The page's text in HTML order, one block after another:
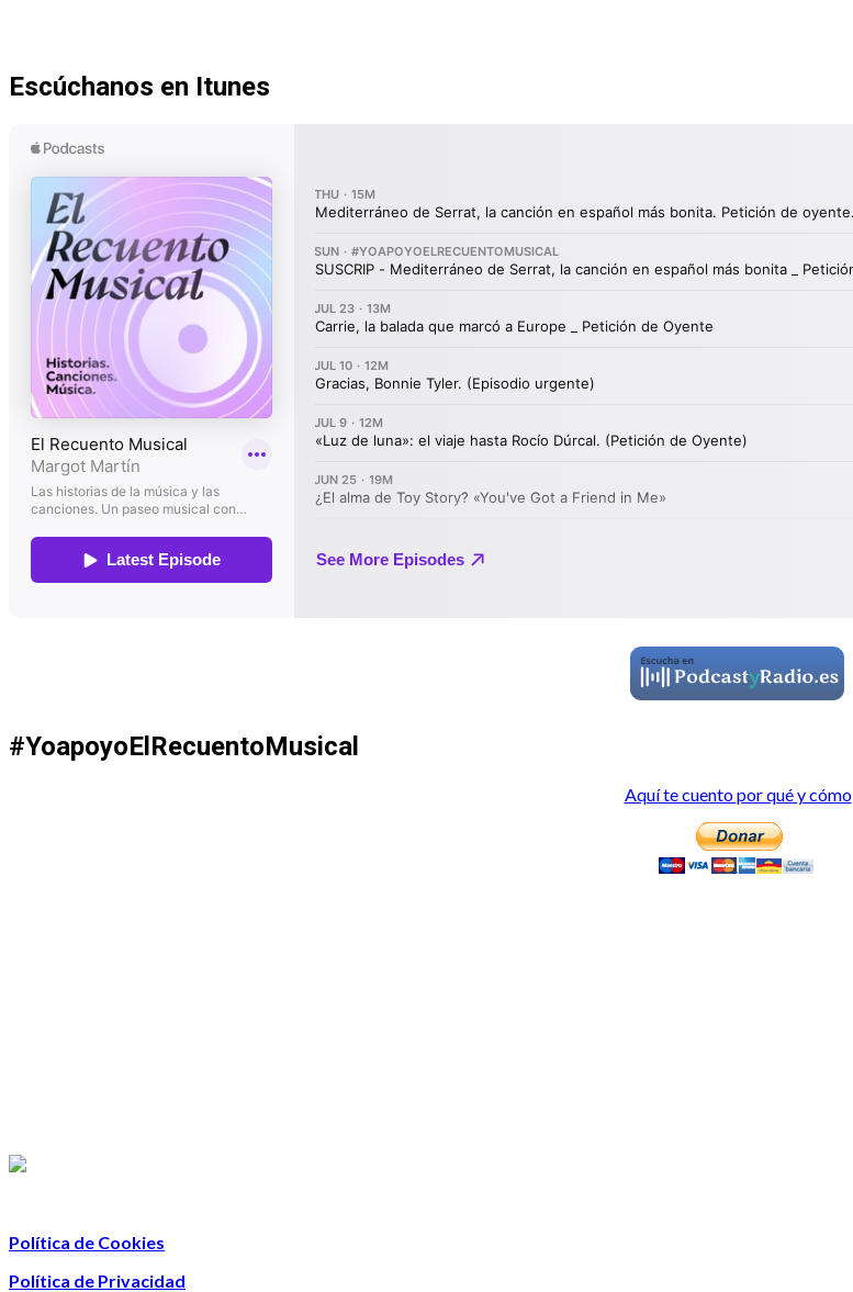
Escúchanos en Itunes
#YoapoyoElRecuentoMusical
Aquí te cuento por qué y cómo
Política de Cookies
Política de Privacidad